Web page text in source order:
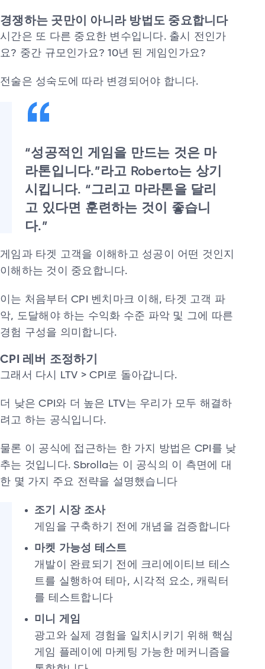
경쟁하는 곳만이 아니라 방법도 중요합니다
시간은 또 다른 중요한 변수입니다. 출시 전인가
요? 중간 규모인가요? 10년 된 게임인가요?
전술은 성숙도에 따라 변경되어야 합니다.
“성공적인 게임을 만드는 것은 마
라톤입니다.”라고 Roberto는 상기
시킵니다. “그리고 마라톤을 달리
고 있다면 훈련하는 것이 좋습니
다.”
게임과 타겟 고객을 이해하고 성공이 어떤 것인지
이해하는 것이 중요합니다.
이는 처음부터 CPI 벤치마크 이해, 타겟 고객 파
악, 도달해야 하는 수익화 수준 파악 및 그에 따른
경험 구성을 의미합니다.
CPI 레버 조정하기
그래서 다시 LTV > CPI로 돌아갑니다.
더 낮은 CPI와 더 높은 LTV는 우리가 모두 해결하
려고 하는 공식입니다.
물론 이 공식에 접근하는 한 가지 방법은 CPI를 낮
추는 것입니다. Sbrolla는 이 공식의 이 측면에 대
한 몇 가지 주요 전략을 설명했습니다
조기 시장 조사
게임을 구축하기 전에 개념을 검증합니다
마켓 가능성 테스트
개발이 완료되기 전에 크리에이티브 테스
트를 실행하여 테마, 시각적 요소, 캐릭터
를 테스트합니다
미니 게임
광고와 실제 경험을 일치시키기 위해 핵심
게임 플레이에 마케팅 가능한 메커니즘을